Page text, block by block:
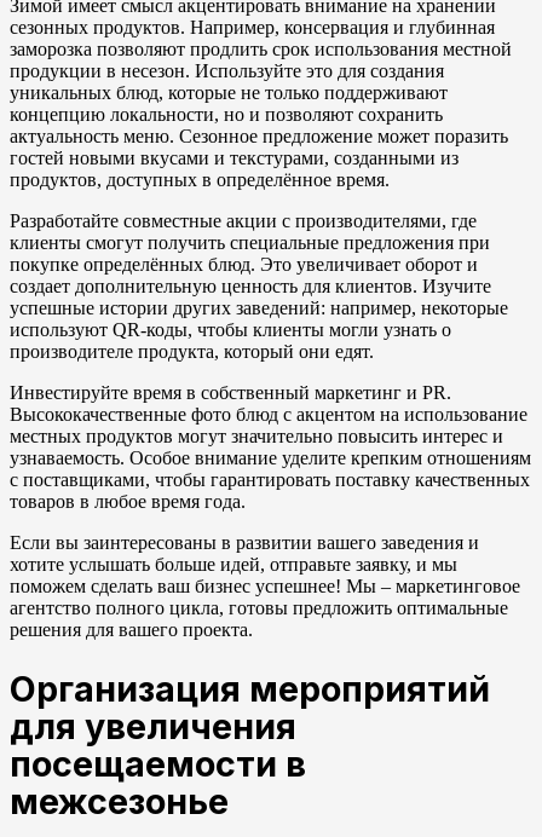
Зимой имеет смысл акцентировать внимание на хранении
сезонных продуктов. Например, консервация и глубинная
заморозка позволяют продлить срок использования местной
продукции в несезон. Используйте это для создания
уникальных блюд, которые не только поддерживают
концепцию локальности, но и позволяют сохранить
актуальность меню. Сезонное предложение может поразить
гостей новыми вкусами и текстурами, созданными из
продуктов, доступных в определённое время.
Разработайте совместные акции с производителями, где
клиенты смогут получить специальные предложения при
покупке определённых блюд. Это увеличивает оборот и
создает дополнительную ценность для клиентов. Изучите
успешные истории других заведений: например, некоторые
используют QR-коды, чтобы клиенты могли узнать о
производителе продукта, который они едят.
Инвестируйте время в собственный маркетинг и PR.
Высококачественные фото блюд с акцентом на использование
местных продуктов могут значительно повысить интерес и
узнаваемость. Особое внимание уделите крепким отношениям
с поставщиками, чтобы гарантировать поставку качественных
товаров в любое время года.
Если вы заинтересованы в развитии вашего заведения и
хотите услышать больше идей, отправьте заявку, и мы
поможем сделать ваш бизнес успешнее! Мы – маркетинговое
агентство полного цикла, готовы предложить оптимальные
решения для вашего проекта.
Организация мероприятий
для увеличения
посещаемости в
межсезонье